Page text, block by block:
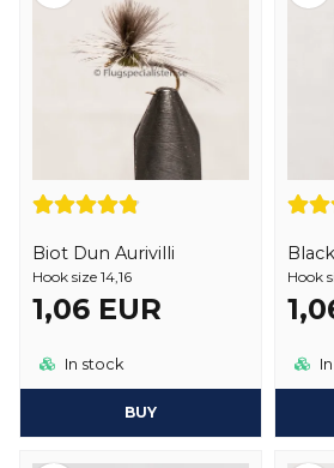
av flugan för att efterlikna
Rödingflugor är en viktig del av en
fiskar efter röding, och de är utformade
och kräsna fiskar. Valet av rödingfluga
säsong, fiskevattnet och de specifika
det är viktigt att ha ett brett urval av
Biot Dun Aurivilli
Hook size 14,16
1,06 EUR
In stock
BUY
Hook